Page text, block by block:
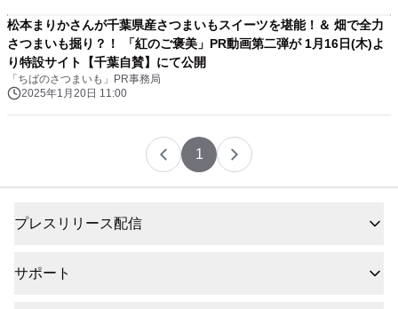
松本まりかさんが千葉県産さつまいもスイーツを堪能！＆ 畑で全力
さつまいも掘り？！ 「紅のご褒美」PR動画第二弾が 1月16日(木)よ
り特設サイト【千葉自賛】にて公開
「ちばのさつまいも」PR事務局
2025年1月20日 11:00
1
プレスリリース配信
サポート